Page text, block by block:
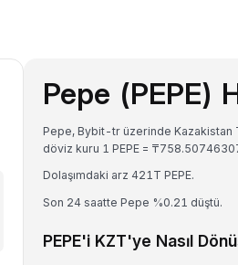
Pepe (PEPE)
Pepe, Bybit-tr üzerinde
döviz kuru 1 PEPE =
Dolaşımdaki arz 421T PEPE.
Son 24 saatte Pepe %0.21 düştü.
PEPE'i KZT'ye Nasıl